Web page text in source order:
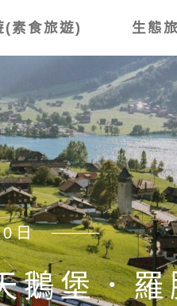
素食旅遊) 生態
櫻8日
上高地